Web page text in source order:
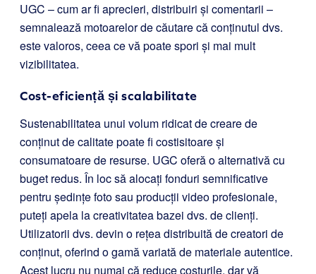
UGC – cum ar fi aprecieri, distribuiri și comentarii –
semnalează motoarelor de căutare că conținutul dvs.
este valoros, ceea ce vă poate spori și mai mult
vizibilitatea.
Cost-eficiență și scalabilitate
Sustenabilitatea unui volum ridicat de creare de
conținut de calitate poate fi costisitoare și
consumatoare de resurse. UGC oferă o alternativă cu
buget redus. În loc să alocați fonduri semnificative
pentru ședințe foto sau producții video profesionale,
puteți apela la creativitatea bazei dvs. de clienți.
Utilizatorii dvs. devin o rețea distribuită de creatori de
conținut, oferind o gamă variată de materiale autentice.
Acest lucru nu numai că reduce costurile, dar vă